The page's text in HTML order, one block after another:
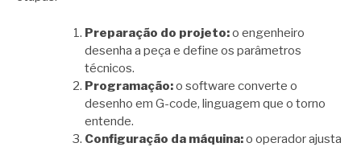
Preparação do projeto:o engenheiro
desenha a peça e define os parâmetros
técnicos.
Programação:o software converte o
desenho em G-code, linguagem que o torno
entende.
Configuração da máquina:o operador ajusta